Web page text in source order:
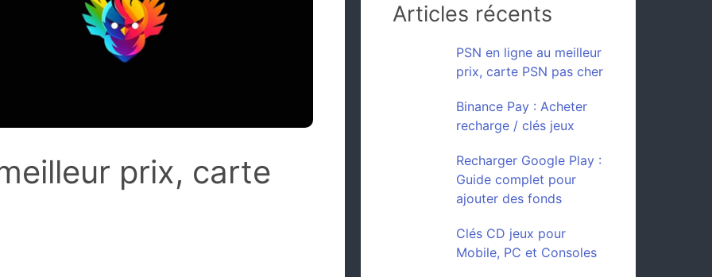
prix, carte
Articles récents
PSN en ligne au meilleur
prix, carte PSN pas cher
Binance Pay : Acheter
recharge / clés jeux
Recharger Google Play :
Guide complet pour
ajouter des fonds
Clés CD jeux pour
Mobile, PC et Consoles